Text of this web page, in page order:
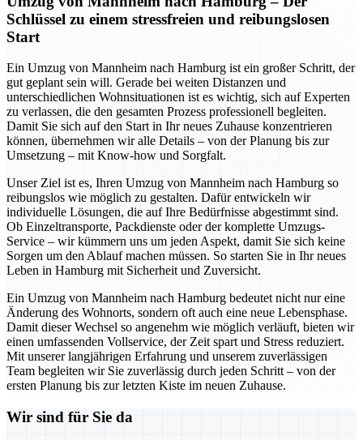
Schlüssel zu einem stressfreien und reibungslosen
Start
Ein Umzug von Mannheim nach Hamburg ist ein großer Schritt, der
gut geplant sein will. Gerade bei weiten Distanzen und
unterschiedlichen Wohnsituationen ist es wichtig, sich auf Experten
zu verlassen, die den gesamten Prozess professionell begleiten.
Damit Sie sich auf den Start in Ihr neues Zuhause konzentrieren
können, übernehmen wir alle Details – von der Planung bis zur
Umsetzung – mit Know-how und Sorgfalt.
Unser Ziel ist es, Ihren Umzug von Mannheim nach Hamburg so
reibungslos wie möglich zu gestalten. Dafür entwickeln wir
individuelle Lösungen, die auf Ihre Bedürfnisse abgestimmt sind.
Ob Einzeltransporte, Packdienste oder der komplette Umzugs-
Service – wir kümmern uns um jeden Aspekt, damit Sie sich keine
Sorgen um den Ablauf machen müssen. So starten Sie in Ihr neues
Leben in Hamburg mit Sicherheit und Zuversicht.
Ein Umzug von Mannheim nach Hamburg bedeutet nicht nur eine
Änderung des Wohnorts, sondern oft auch eine neue Lebensphase.
Damit dieser Wechsel so angenehm wie möglich verläuft, bieten wir
einen umfassenden Vollservice, der Zeit spart und Stress reduziert.
Mit unserer langjährigen Erfahrung und unserem zuverlässigen
Team begleiten wir Sie zuverlässig durch jeden Schritt – von der
ersten Planung bis zur letzten Kiste im neuen Zuhause.
Wir sind für Sie da